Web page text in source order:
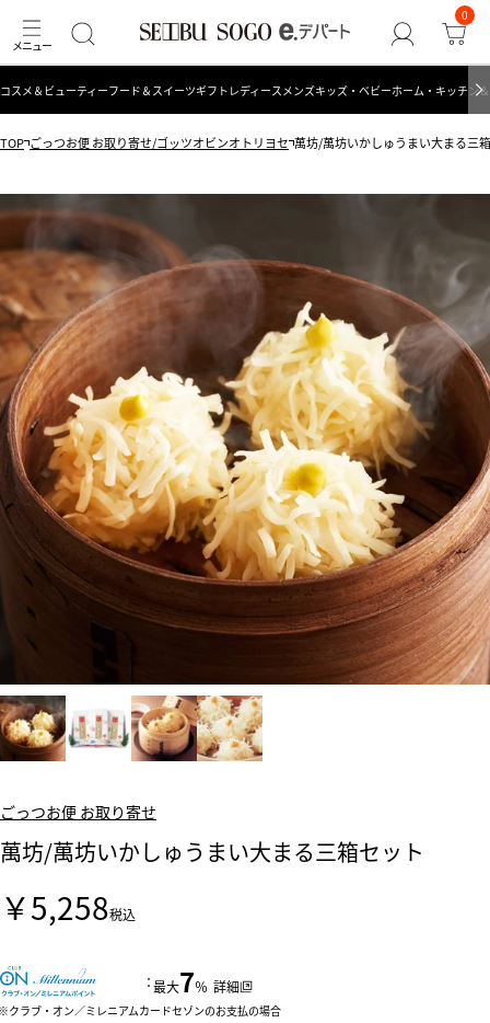
0
コスメ＆ビューティーフード＆スイーツギフト レディース メンズキッズ・ベビーホーム・キッチン
TOP ごっつお便 お取り寄せ/ゴッツオビンオトリヨセ 萬坊/萬坊いかしゅうまい大まる三
ごっつお便 お取り寄せ
萬坊/萬坊いかしゅうまい大まる三箱セット
￥5,258税込
：最大7％ 詳細
クラブ・オン／ミレニアムカードセゾンのお支払の場合